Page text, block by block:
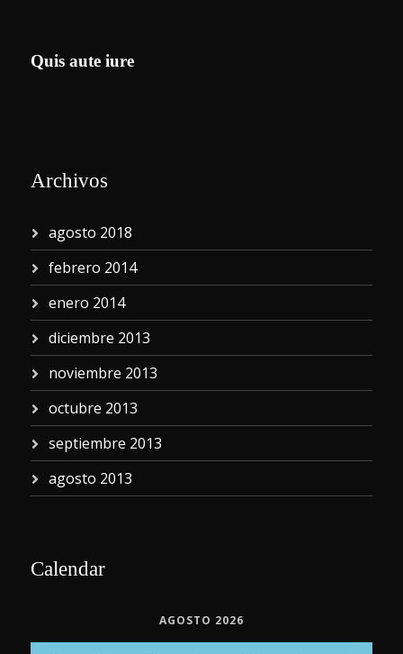
Quis aute iure
Archivos
agosto 2018
febrero 2014
enero 2014
diciembre 2013
noviembre 2013
octubre 2013
septiembre 2013
agosto 2013
Calendar
AGOSTO 2026